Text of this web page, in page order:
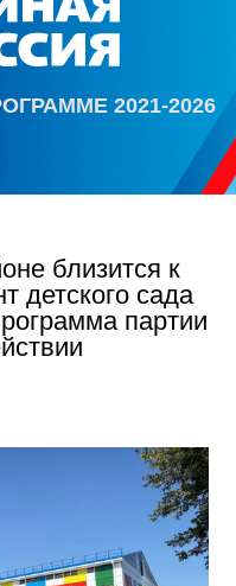
2021-2026
близится к
детского сада
партии